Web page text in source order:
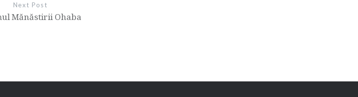
Next Post
Mănăstirii Ohaba